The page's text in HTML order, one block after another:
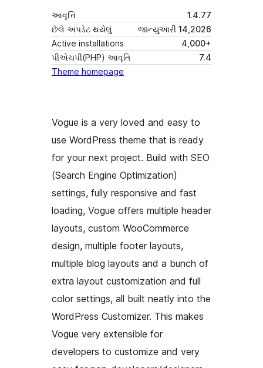
આવૃત્તિ
1.4.77
છેલે અપડેટ થયેલું
જાન્યુઆરી 14,2026
Active installations
4,000+
પીએચપી(PHP) આવૃતિ
7.4
Theme homepage
Vogue is a very loved and easy to
use WordPress theme that is ready
for your next project. Build with SEO
(Search Engine Optimization)
settings, fully responsive and fast
loading, Vogue offers multiple header
layouts, custom WooCommerce
design, multiple footer layouts,
multiple blog layouts and a bunch of
extra layout customization and full
color settings, all built neatly into the
WordPress Customizer. This makes
Vogue very extensible for
developers to customize and very